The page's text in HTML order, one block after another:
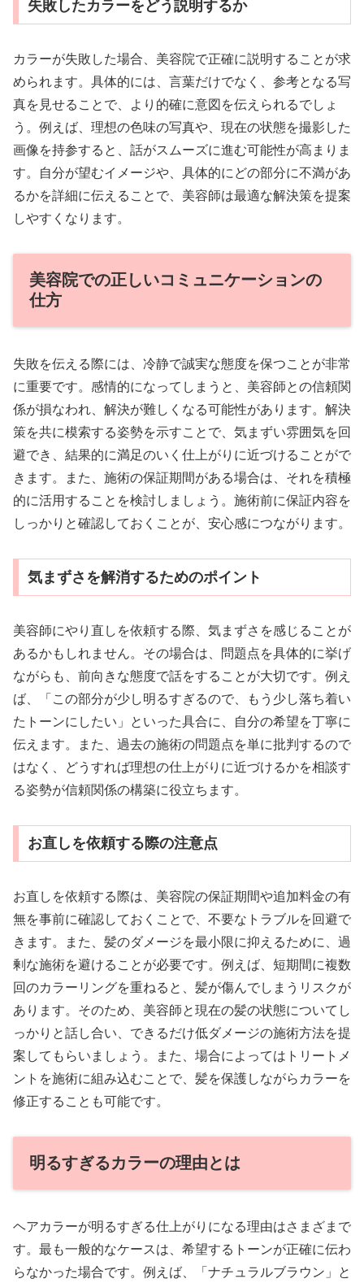
失敗したカラーをどう説明するか
カラーが失敗した場合、美容院で正確に説明することが求
められます。具体的には、言葉だけでなく、参考となる写
真を見せることで、より的確に意図を伝えられるでしょ
う。例えば、理想の色味の写真や、現在の状態を撮影した
画像を持参すると、話がスムーズに進む可能性が高まりま
す。自分が望むイメージや、具体的にどの部分に不満があ
るかを詳細に伝えることで、美容師は最適な解決策を提案
しやすくなります。
美容院での正しいコミュニケーションの
仕方
失敗を伝える際には、冷静で誠実な態度を保つことが非常
に重要です。感情的になってしまうと、美容師との信頼関
係が損なわれ、解決が難しくなる可能性があります。解決
策を共に模索する姿勢を示すことで、気まずい雰囲気を回
避でき、結果的に満足のいく仕上がりに近づけることがで
きます。また、施術の保証期間がある場合は、それを積極
的に活用することを検討しましょう。施術前に保証内容を
しっかりと確認しておくことが、安心感につながります。
気まずさを解消するためのポイント
美容師にやり直しを依頼する際、気まずさを感じることが
あるかもしれません。その場合は、問題点を具体的に挙げ
ながらも、前向きな態度で話をすることが大切です。例え
ば、「この部分が少し明るすぎるので、もう少し落ち着い
たトーンにしたい」といった具合に、自分の希望を丁寧に
伝えます。また、過去の施術の問題点を単に批判するので
はなく、どうすれば理想の仕上がりに近づけるかを相談す
る姿勢が信頼関係の構築に役立ちます。
お直しを依頼する際の注意点
お直しを依頼する際は、美容院の保証期間や追加料金の有
無を事前に確認しておくことで、不要なトラブルを回避で
きます。また、髪のダメージを最小限に抑えるために、過
剰な施術を避けることが必要です。例えば、短期間に複数
回のカラーリングを重ねると、髪が傷んでしまうリスクが
あります。そのため、美容師と現在の髪の状態についてし
っかりと話し合い、できるだけ低ダメージの施術方法を提
案してもらいましょう。また、場合によってはトリートメ
ントを施術に組み込むことで、髪を保護しながらカラーを
修正することも可能です。
明るすぎるカラーの理由とは
ヘアカラーが明るすぎる仕上がりになる理由はさまざまで
す。最も一般的なケースは、希望するトーンが正確に伝わ
らなかった場合です。例えば、「ナチュラルブラウン」と